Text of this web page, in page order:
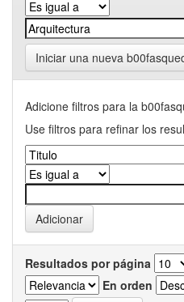
Iniciar una nueva
Adicione filtros para la
Use filtros para refinar los
Resultados por página
En orden